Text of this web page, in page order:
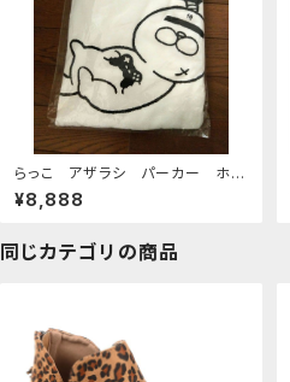
らっこ アザラシ パーカー ホワ
イト 白 202606092009
¥8,888
同じカテゴリの商品